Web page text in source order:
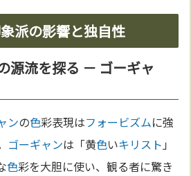
派の影響と独自性
源流を探る － ゴーギャ
ンの色彩表現はフォービズムに強
ゴーギャンは「黄色いキリスト 」
色彩を大胆に使い、観る者に驚き